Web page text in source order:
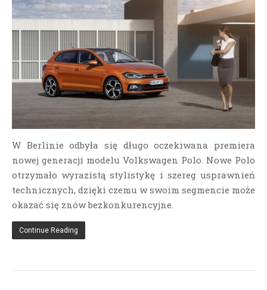
W Berlinie odbyła się długo oczekiwana premiera
nowej generacji modelu Volkswagen Polo. Nowe Polo
otrzymało wyrazistą stylistykę i szereg usprawnień
technicznych, dzięki czemu w swoim segmencie może
okazać się znów bezkonkurencyjne.
Continue Reading